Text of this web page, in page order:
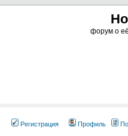
форум о
Регистрация Профиль